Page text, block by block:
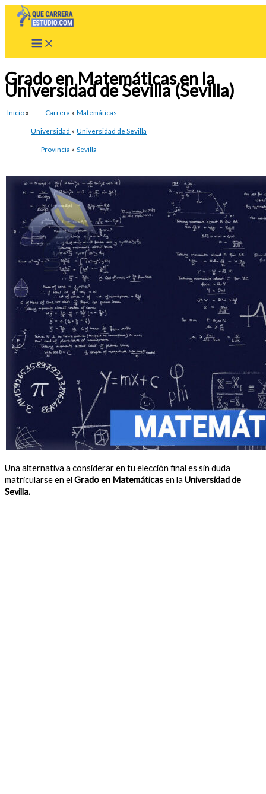
Grado en Matemáticas en la
Universidad de Sevilla (Sevilla)
Inicio » Carrera » Matemáticas
Universidad » Universidad de Sevilla
Provincia » Sevilla
Una alternativa a considerar en tu elección final es sin duda
matricularse en el Grado en Matemáticasen la Universidad de
Sevilla.